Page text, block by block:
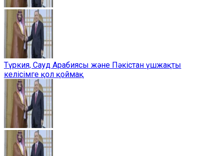
Түркия, Сауд Арабиясы және Пәкістан үшжақты
келісімге қол қоймақ